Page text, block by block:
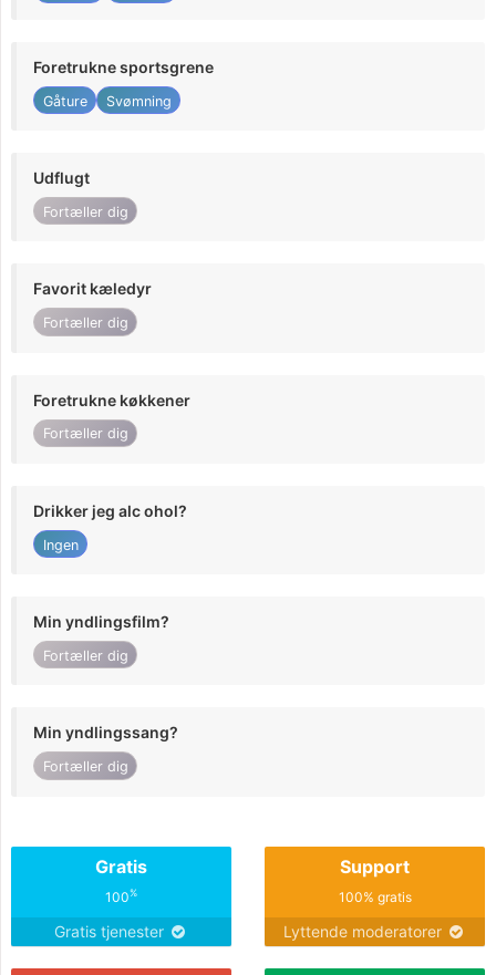
Foretrukne sportsgrene
Gåture Svømning
Udflugt
Fortæller dig
Favorit kæledyr
Fortæller dig
Foretrukne køkkener
Fortæller dig
Drikker jeg alc ohol?
Ingen
Min yndlingsfilm?
Fortæller dig
Min yndlingssang?
Fortæller dig
Gratis
100%
Gratis tjenester
Support
100% gratis
Lyttende moderatorer